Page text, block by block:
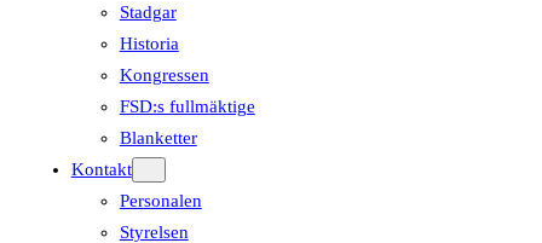
Stadgar
Historia
Kongressen
FSD:s fullmäktige
Blanketter
Kontakt
Personalen
Styrelsen